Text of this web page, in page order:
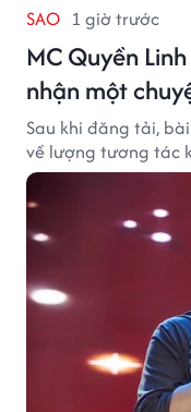
SAO 1 giờ trước
MC Quyền
nhận một
Sau khi đăng tải,
về lượng tương tác